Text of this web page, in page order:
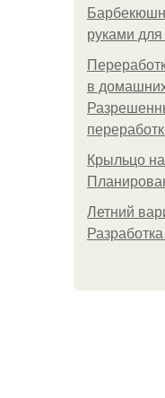
руками для
в
Крыльцо
Летний